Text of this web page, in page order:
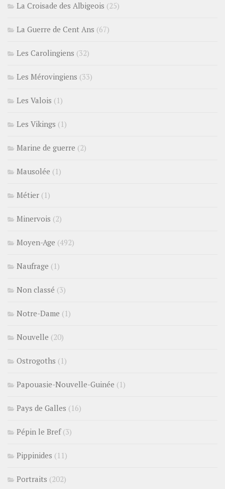
La Croisade des Albigeois (25)
La Guerre de Cent Ans (67)
Les Carolingiens (32)
Les Mérovingiens (33)
Les Valois (1)
Les Vikings (1)
Marine de guerre (2)
Mausolée (1)
Métier (1)
Minervois (2)
Moyen-Age (492)
Naufrage (1)
Non classé (3)
Notre-Dame (1)
Nouvelle (20)
Ostrogoths (1)
Papouasie-Nouvelle-Guinée (1)
Pays de Galles (16)
Pépin le Bref(3)
Pippinides (11)
Portraits (202)